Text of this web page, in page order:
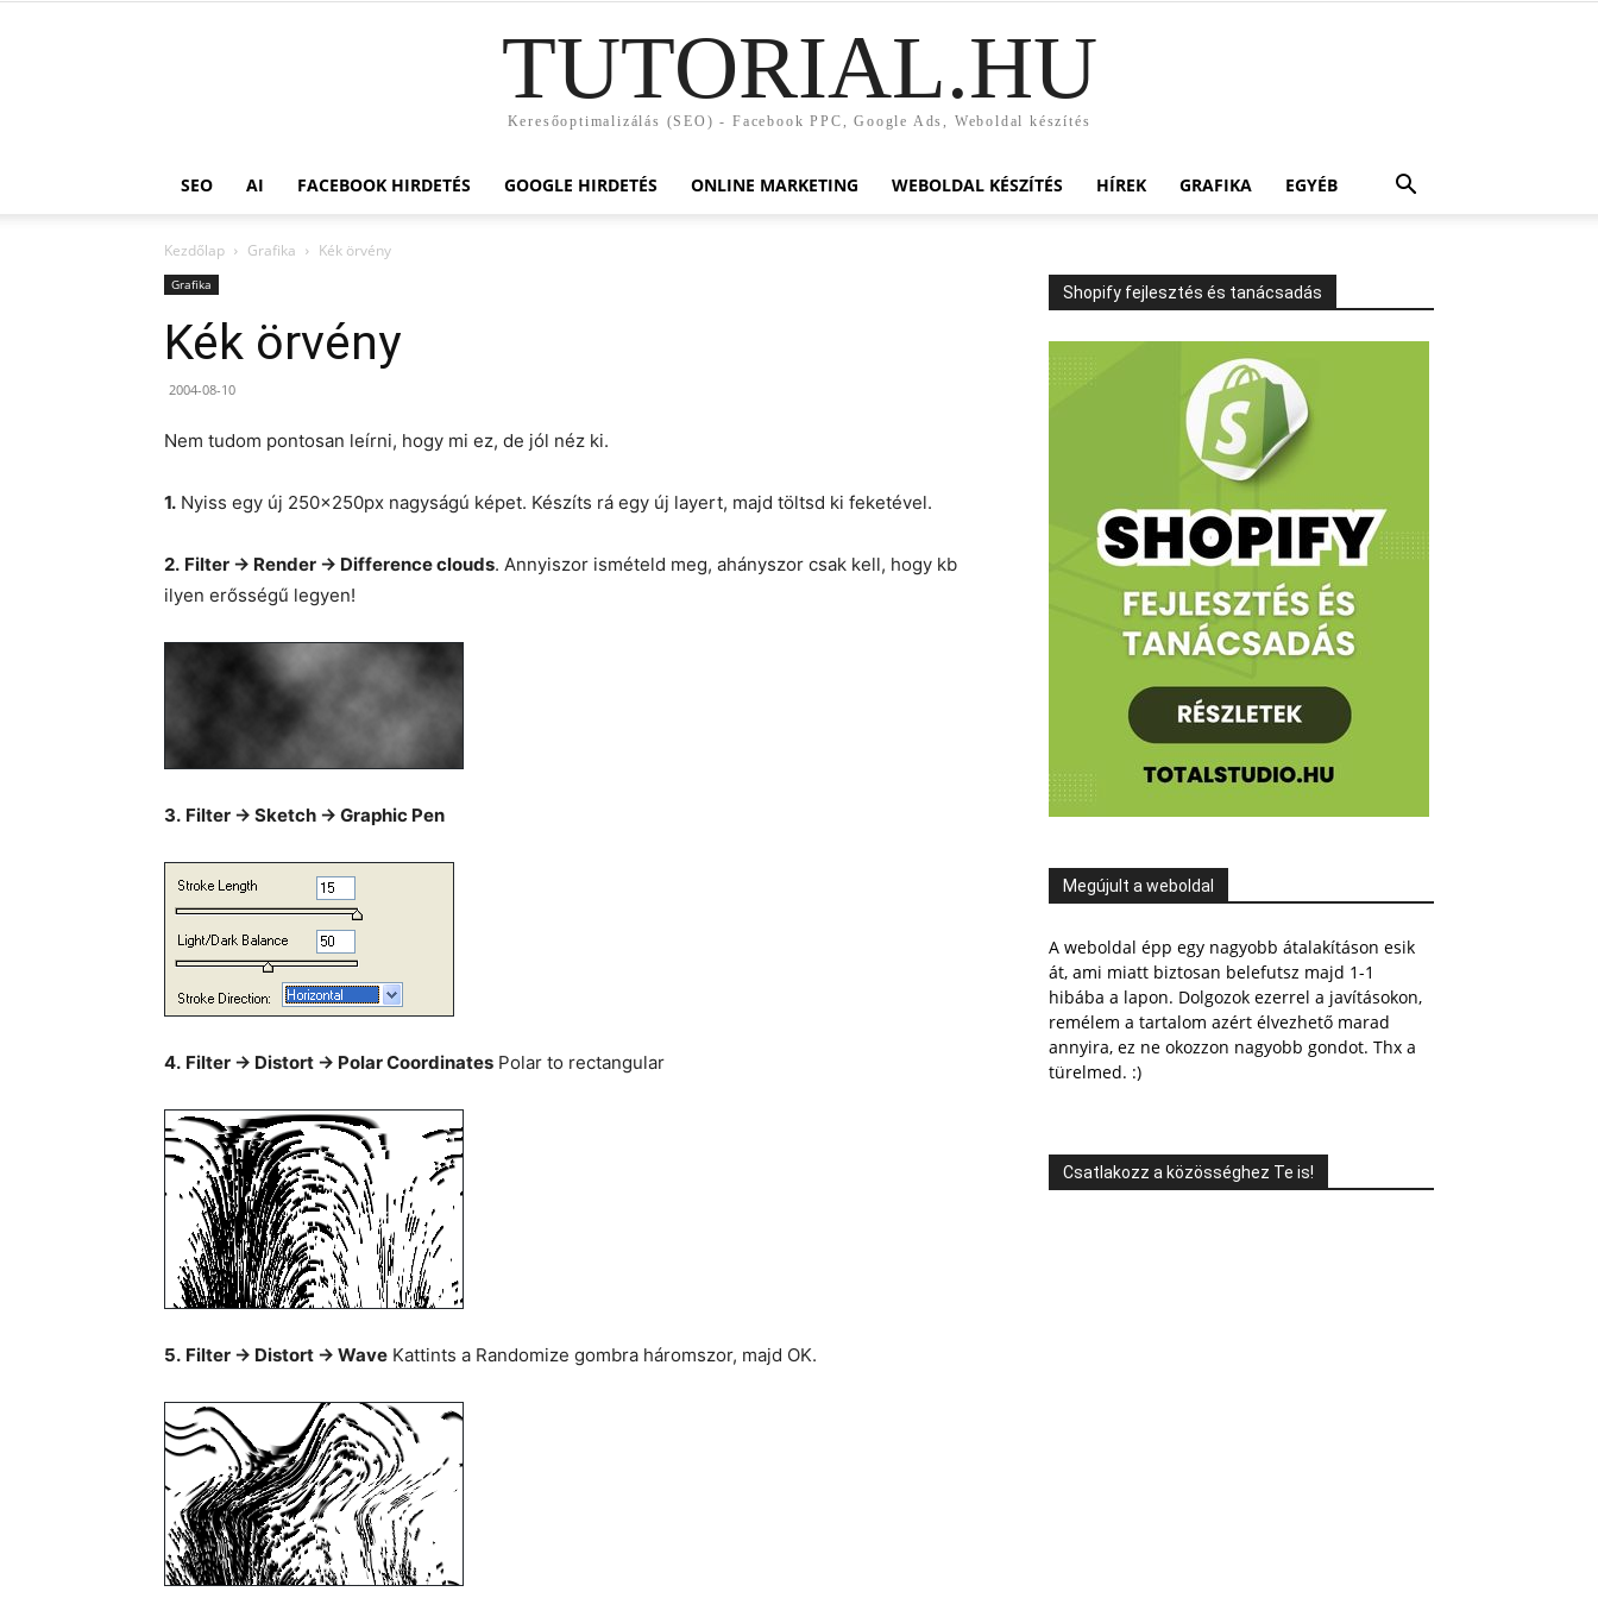
TUTORIAL.HU
Keresőoptimalizálás (SEO) - Facebook PPC, Google Ads, Weboldal készítés
SEO AI FACEBOOK HIRDETÉS GOOGLE HIRDETÉS ONLINE MARKETING WEBOLDAL KÉSZÍTÉS HÍREK GRAFIKA EGYÉB
Kezdőlap Grafika Kék örvény
Grafika
Kék örvény
2004-08-10
Nem tudom pontosan leírni, hogy mi ez, de jól néz ki.
1. Nyiss egy új 250x250px nagyságú képet. Készíts rá egy új layert, majd töltsd ki feketével.
2. Filter -> Render -> Difference clouds. Annyiszor ismételd meg, ahányszor csak kell, hogy kb
ilyen erősségű legyen!
3. Filter -> Sketch -> Graphic Pen
4. Filter -> Distort -> Polar Coordinates Polar to rectangular
5. Filter -> Distort -> Wave Kattints a Randomize gombra háromszor, majd OK.
Shopify fejlesztés és tanácsadás
Megújult a weboldal
A weboldal épp egy nagyobb átalakításon esik
át, ami miatt biztosan belefutsz majd 1-1
hibába a lapon. Dolgozok ezerrel a javításokon,
remélem a tartalom azért élvezhető marad
annyira, ez ne okozzon nagyobb gondot. Thx a
türelmed. :)
Csatlakozz a közösséghez Te is!